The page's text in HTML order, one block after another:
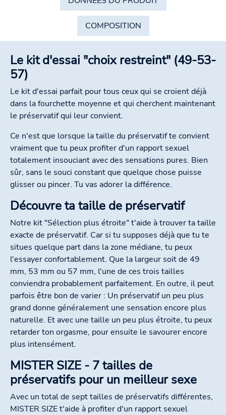
COMPOSITION
Le kit d'essai "choix restreint" (49-53-
57)
Le kit d'essai parfait pour tous ceux qui se croient déjà
dans la fourchette moyenne et qui cherchent maintenant
le préservatif qui leur convient.
Ce n'est que lorsque la taille du préservatif te convient
vraiment que tu peux profiter d'un rapport sexuel
totalement insouciant avec des sensations pures. Bien
sûr, sans le souci constant que quelque chose puisse
glisser ou pincer. Tu vas adorer la différence.
Découvre ta taille de préservatif
Notre kit "Sélection plus étroite" t'aide à trouver ta taille
exacte de préservatif. Car si tu supposes déjà que tu te
situes quelque part dans la zone médiane, tu peux
l'essayer confortablement. Que la largeur soit de 49
mm, 53 mm ou 57 mm, l'une de ces trois tailles
conviendra probablement parfaitement. En outre, il peut
parfois être bon de varier : Un préservatif un peu plus
grand donne généralement une sensation encore plus
naturelle. Et avec une taille un peu plus étroite, tu peux
retarder ton orgasme, pour ensuite le savourer encore
plus intensément.
MISTER SIZE - 7 tailles de
préservatifs pour un meilleur sexe
Avec un total de sept tailles de préservatifs différentes,
MISTER SIZE t'aide à profiter d'un rapport sexuel